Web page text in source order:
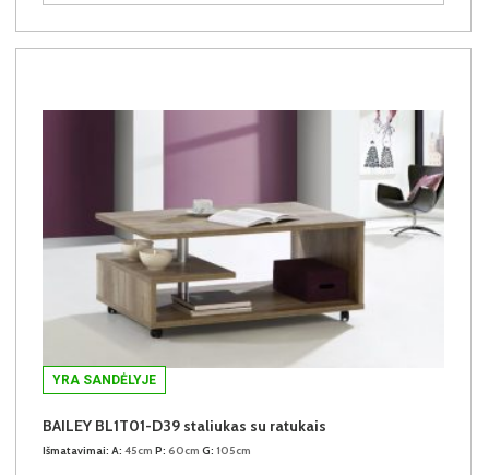
YRA SANDĖLYJE
BAILEY BL1T01-D39 staliukas su ratukais
Išmatavimai: A: 45cm P: 60cm G: 105cm